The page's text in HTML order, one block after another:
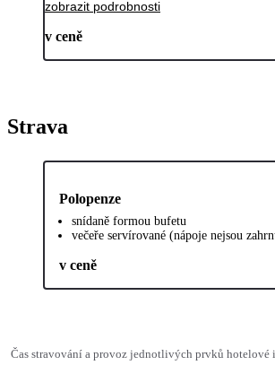
zobrazit podrobnosti
v ceně
Strava
Polopenze
snídaně formou bufetu
večeře servírované (nápoje nejsou
v ceně
Čas stravování a provoz jednotlivých prvků hotelové